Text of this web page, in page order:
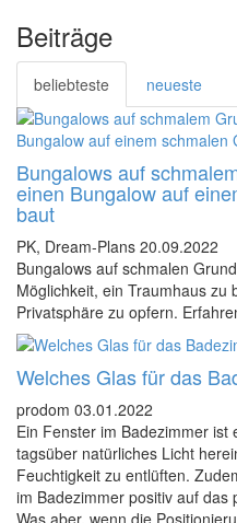
Beiträge
beliebteste neueste
Bungalows auf
einen Bungalow auf
baut
PK, Dream-Plans 20.09.2022
Bungalows auf schmalen
Möglichkeit, ein Traumhaus zu
Privatsphäre zu opfern.
Welches Glas für das
prodom 03.01.2022
Ein Fenster im Badezimmer ist
tagsüber natürliches Licht
Feuchtigkeit zu entlüften.
im Badezimmer positiv auf das
Was aber, wenn die